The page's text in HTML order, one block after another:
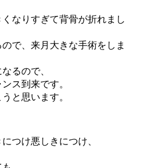
なりすぎて背骨が折れまし
で、来月大きな手術をしま
るので、
ス到来です。
と思います。
つけ悪しきにつけ、